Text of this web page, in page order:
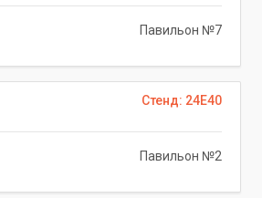
Павильон №7
Стенд: 24E40
Павильон №2